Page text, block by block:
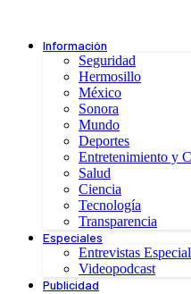
Información
Seguridad
Hermosillo
México
Sonora
Mundo
Deportes
Entretenimiento y
Salud
Ciencia
Tecnología
Transparencia
Especiales
Entrevistas
Videopodcast
Publicidad